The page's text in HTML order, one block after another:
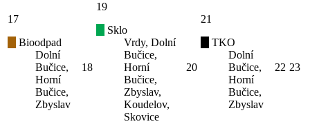
17
Bioodpad
Dolní
Bučice,
Horní
Bučice,
Zbyslav
18
19
Sklo
Vrdy, Dolní
Bučice,
Horní
Bučice,
Zbyslav,
Koudelov,
Skovice
20
21
TKO
Dolní
Bučice,
Horní
Bučice,
Zbyslav
22 23